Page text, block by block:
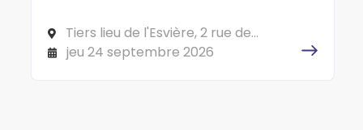
Tiers lieu de l'Esvière, 2 rue de
l'Esvière, 49000 ANGERS
jeu 24 septembre 2026